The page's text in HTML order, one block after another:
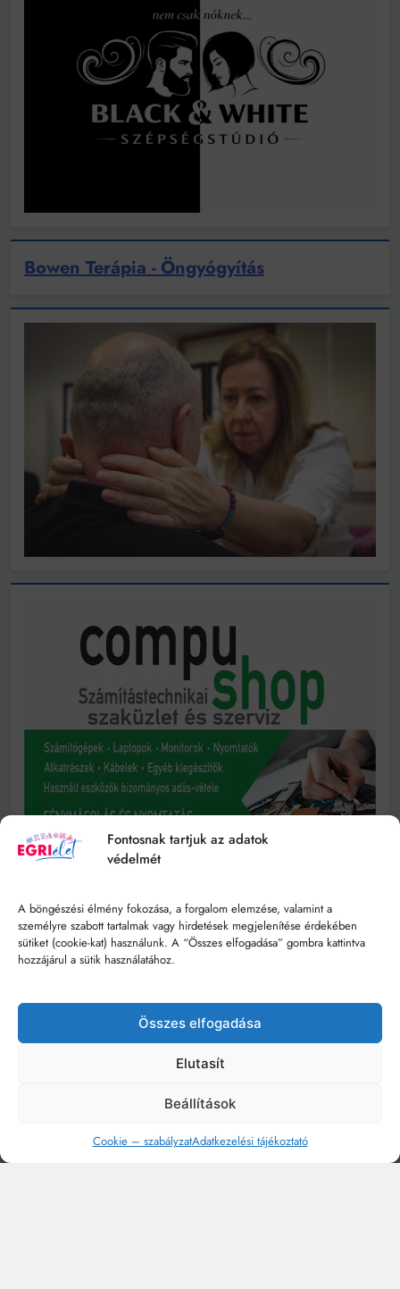
Fontosnak tartjuk az adatok
védelmét
A böngészési élmény fokozása, a forgalom elemzése, valamint a
személyre szabott tartalmak vagy hirdetések megjelenítése érdekében
sütiket (cookie-kat) használunk. A “Összes elfogadása” gombra kattintva
hozzájárul a sütik használatához.
Összes elfogadása
Elutasít
Beállítások
Cookie – szabályzatAdatkezelési tájékoztató
Bowen Terápia - Öngyógyítás